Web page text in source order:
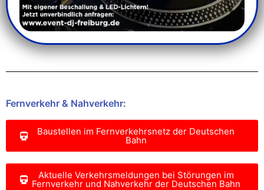
Fernverkehr & Nahverkehr:
Baustellen im Fernverkehrsnetz der Deutschen
Bahn
Aktuelle Verkehrsmeldungen bei Störungen im
Fernverkehr und Nahverkehr der Deutschen Bahn